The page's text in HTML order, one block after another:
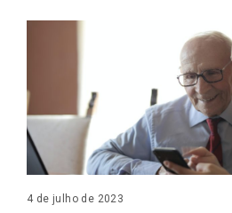
4 de julho de 2023